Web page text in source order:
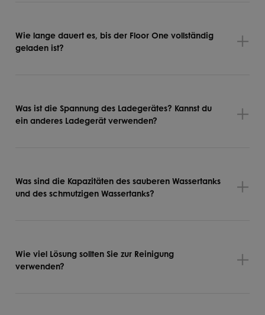
Wie lange dauert es, bis der Floor One vollständig
geladen ist?
Was ist die Spannung des Ladegerätes? Kannst du
ein anderes Ladegerät verwenden?
Was sind die Kapazitäten des sauberen Wassertanks
und des schmutzigen Wassertanks?
Wie viel Lösung sollten Sie zur Reinigung
verwenden?